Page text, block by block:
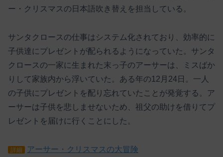
ー・クリスマスの日本語吹き替えを担当している。
サンタクロースの仕事はシステム化されており、効率的に
子供達にプレゼントが配られるようになっていた。サンタ
クロースの一家に生まれた末っ子のアーサーは、ミスばか
りして家族内から浮いていた。ある年の12月24日。一人
の子供にプレゼントを配り忘れていたことが発覚する。ア
ーサーは子供を悲しませないため、祖父の助けを借りてプ
レゼントを届けに行くことにした。
詳細 アーサー・クリスマスの大冒険